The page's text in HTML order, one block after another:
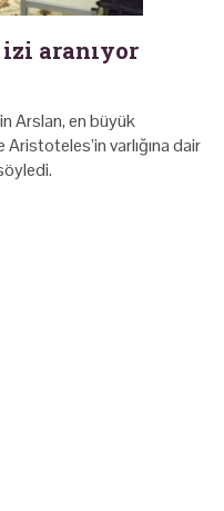
aranıyor
Arslan, en büyük
varlığına dair